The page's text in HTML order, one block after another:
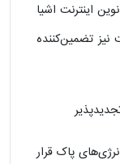
اینترنت اشیا
تضمین‌کننده
پاک قرار